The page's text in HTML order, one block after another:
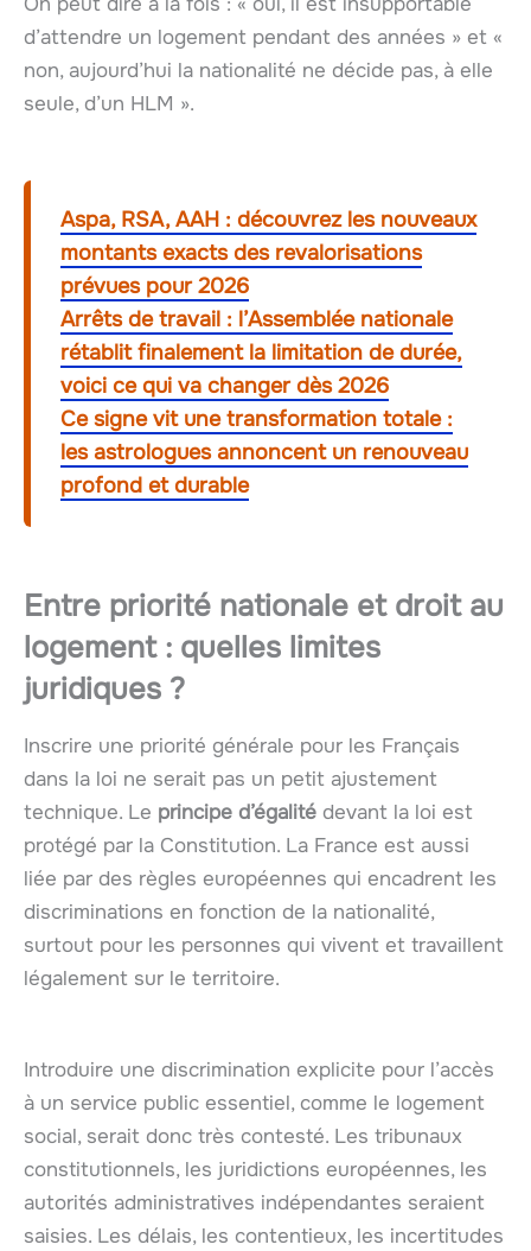
d’attendre un logement pendant des années » et «
non, aujourd’hui la nationalité ne décide pas, à elle
seule, d’un HLM ».
Aspa, RSA, AAH : découvrez les nouveaux
montants exacts des revalorisations
prévues pour 2026
Arrêts de travail : l’Assemblée nationale
rétablit finalement la limitation de durée,
voici ce qui va changer dès 2026
Ce signe vit une transformation totale :
les astrologues annoncent un renouveau
profond et durable
Entre priorité nationale et droit au
logement : quelles limites
juridiques ?
Inscrire une priorité générale pour les Français
dans la loi ne serait pas un petit ajustement
technique. Le principe d’égalité devant la loi est
protégé par la Constitution. La France est aussi
liée par des règles européennes qui encadrent les
discriminations en fonction de la nationalité,
surtout pour les personnes qui vivent et travaillent
légalement sur le territoire.
Introduire une discrimination explicite pour l’accès
à un service public essentiel, comme le logement
social, serait donc très contesté. Les tribunaux
constitutionnels, les juridictions européennes, les
autorités administratives indépendantes seraient
saisies. Les délais, les contentieux, les incertitudes